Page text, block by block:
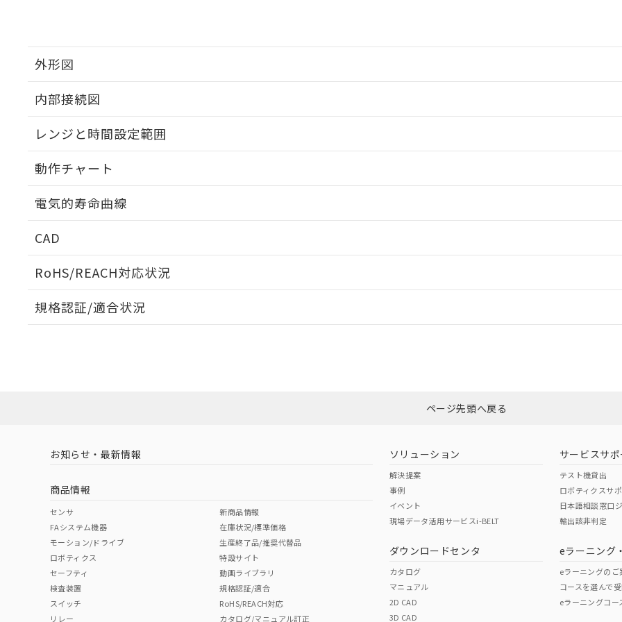
外形図
内部接続図
レンジと時間設定範囲
動作チャート
電気的寿命曲線
CAD
RoHS/REACH対応状況
EU RoHS 注意事項・凡例
ダウンロードはこちら
中国 RoHS 注意事項・凡例
中国 RoHS表
Pb Hg Cr(VI)
規格認証/適合状況
（イギリス
（ノルウェー
（日本
（アメリカ
この製品の規格認証/適合
その他の認証はこちらのページからご
ページ先頭へ戻る
お知らせ・最新情報
商品情報
センサ
FAシステム機器
モーション/ドライブ
ロボティクス
セーフティ
検査装置
スイッチ
リレー
新商品情報
在庫状況/標準価格
生産終了品/推奨代替品
特設サイト
動画ライブラリ
規格認証/適合
RoHS/REACH対応
カタログ/マニュアル訂正
ソリューション
解決提案
事例
イベント
現場データ活用サービスi-BELT
ダウンロードセンタ
カタログ
マニュアル
2D CAD
3D CAD
サービスサポ
テスト機貸出
ロボティクスサ
日本語相談窓口
輸出該非判定
eラーニング
eラーニングのご
コースを選んで
eラーニングコー